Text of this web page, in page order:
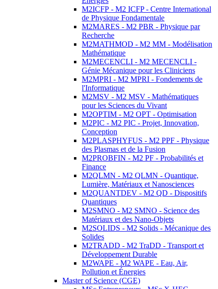
M2ICFP - M2 ICFP - Centre International
de Physique Fondamentale
M2MARES - M2 PBR - Physique par
Recherche
M2MATHMOD - M2 MM - Modélisation
Mathématique
M2MECENCLI - M2 MECENCLI -
Génie Mécanique pour les Cliniciens
M2MPRI - M2 MPRI - Fondements de
l'Informatique
M2MSV - M2 MSV - Mathématiques
pour les Sciences du Vivant
M2OPTIM - M2 OPT - Optimisation
M2PIC - M2 PIC - Projet, Innovation,
Conception
M2PLASPHYFUS - M2 PPF - Physique
des Plasmas et de la Fusion
M2PROBFIN - M2 PF - Probabilités et
Finance
M2QLMN - M2 QLMN - Quantique,
Lumière, Matériaux et Nanosciences
M2QUANTDEV - M2 QD - Dispositifs
Quantiques
M2SMNO - M2 SMNO - Science des
Matériaux et des Nano-Objets
M2SOLIDS - M2 Solids - Mécanique des
Solides
M2TRADD - M2 TraDD - Transport et
Développement Durable
M2WAPE - M2 WAPE - Eau, Air,
Pollution et Énergies
Master of Science (CGE)